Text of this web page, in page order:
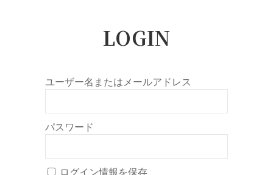
LOGIN
ユーザー名またはメールアドレス
パスワード
ログイン情報を保存